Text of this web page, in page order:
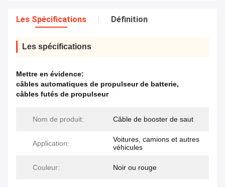
Les Spécifications Définition
Les spécifications
Mettre en évidence:
câbles automatiques de propulseur de batterie,
câbles futés de propulseur
Nom de produit: Câble de booster de saut
Application:
Voitures, camions et autres
véhicules
Couleur: Noir ou rouge